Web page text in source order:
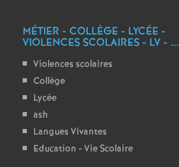
c
o
d
MÉTIER - COLLÈGE - LYCÉE -
VIOLENCES SCOLAIRES - LV - ...
Violences scolaires
Collège
Lycée
ash
Langues Vivantes
Education - Vie Scolaire